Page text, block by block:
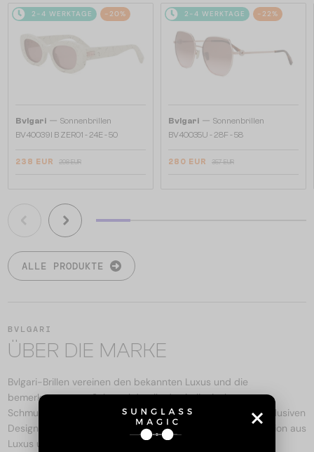
2-4 WERKTAGE -20%
Bvlgari — Sonnenbrillen
BV40039I B ZERO1 - 24E - 50
238 EUR 298 EUR
2-4 WERKTAGE -22%
Bvlgari — Sonnenbrillen
BV40035U - 28F - 58
280 EUR 357 EUR
ALLE PRODUKTE
BVLGARI
ÜBER DIE MARKE
Bvlgari-Brillen vereinen den bekannten Luxus und die
bemerkenswerten Schmuckdetails des italienischen
Schmuckhauses. Mit lebendigen, edlen Materialien und exklusiven
Designs stellen die Brillen der Marke die perfekte Kombination aus
Luxus und Stil dar. Die von Schmuck inspirierten Details der